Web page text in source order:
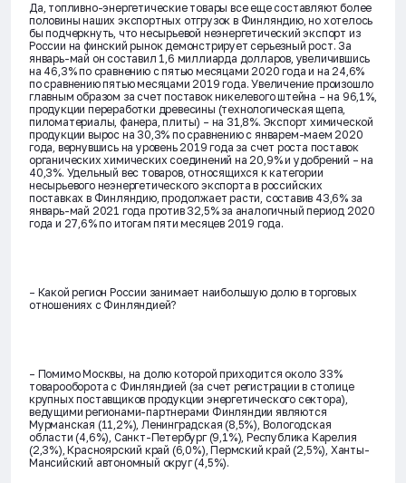
Да, топливно-энергетические товары все еще составляют более
половины наших экспортных отгрузок в Финляндию, но хотелось
бы подчеркнуть, что несырьевой неэнергетический экспорт из
России на финский рынок демонстрирует серьезный рост. За
январь-май он составил 1,6 миллиарда долларов, увеличившись
на 46,3% по сравнению с пятью месяцами 2020 года и на 24,6%
по сравнению пятью месяцами 2019 года. Увеличение произошло
главным образом за счет поставок никелевого штейна – на 96,1%,
продукции переработки древесины (технологическая щепа,
пиломатериалы, фанера, плиты) – на 31,8%. Экспорт химической
продукции вырос на 30,3% по сравнению с январем-маем 2020
года, вернувшись на уровень 2019 года за счет роста поставок
органических химических соединений на 20,9% и удобрений – на
40,3%. Удельный вес товаров, относящихся к категории
несырьевого неэнергетического экспорта в российских
поставках в Финляндию, продолжает расти, составив 43,6% за
январь-май 2021 года против 32,5% за аналогичный период 2020
года и 27,6% по итогам пяти месяцев 2019 года.
– Какой регион России занимает наибольшую долю в торговых
отношениях с Финляндией?
– Помимо Москвы, на долю которой приходится около 33%
товарооборота с Финляндией (за счет регистрации в столице
крупных поставщиков продукции энергетического сектора),
ведущими регионами-партнерами Финляндии являются
Мурманская (11,2%), Ленинградская (8,5%), Вологодская
области (4,6%), Санкт-Петербург (9,1%), Республика Карелия
(2,3%), Красноярский край (6,0%), Пермский край (2,5%), Ханты-
Мансийский автономный округ (4,5%).